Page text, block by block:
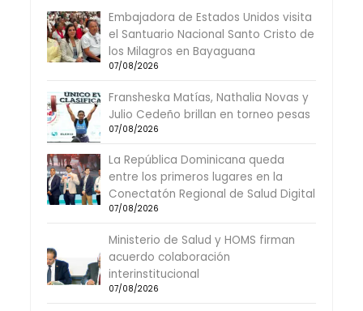
Embajadora de Estados Unidos visita
el Santuario Nacional Santo Cristo de
los Milagros en Bayaguana
07/08/2026
Fransheska Matías, Nathalia Novas y
Julio Cedeño brillan en torneo pesas
07/08/2026
La República Dominicana queda
entre los primeros lugares en la
Conectatón Regional de Salud Digital
07/08/2026
Ministerio de Salud y HOMS firman
acuerdo colaboración
interinstitucional
07/08/2026